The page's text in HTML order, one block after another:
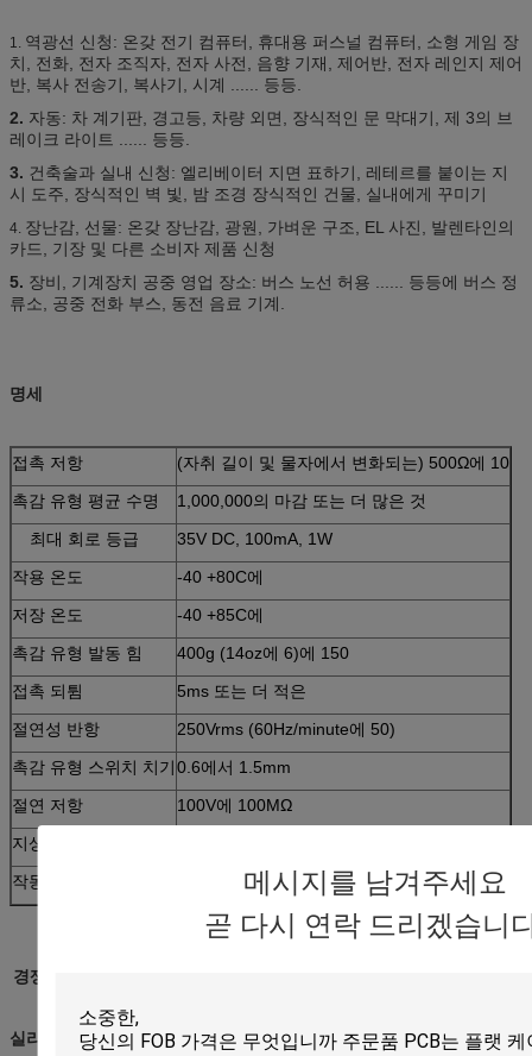
메시지를 남겨주세요
곧 다시 연락 드리겠습니
1. 역광선 신청: 온갖 전기 컴퓨터, 휴대용 퍼스널 컴퓨터, 소형 게임 장
치, 전화, 전자 조직자, 전자 사전, 음향 기재, 제어반, 전자 레인지 제어
반, 복사 전송기, 복사기, 시계 ...... 등등.
2. 자동: 차 계기판, 경고등, 차량 외면, 장식적인 문 막대기, 제 3의 브
레이크 라이트 ...... 등등.
3. 건축술과 실내 신청: 엘리베이터 지면 표하기, 레테르를 붙이는 지
시 도주, 장식적인 벽 빛, 밤 조경 장식적인 건물, 실내에게 꾸미기
4. 장난감, 선물: 온갖 장난감, 광원, 가벼운 구조, EL 사진, 발렌타인의
카드, 기장 및 다른 소비자 제품 신청
5. 장비, 기계장치 공중 영업 장소: 버스 노선 허용 ...... 등등에 버스 정
류소, 공중 전화 부스, 동전 음료 기계.
명세
접촉 저항
(자취 길이 및 물자에서 변화되는) 500Ω에 10
촉감 유형 평균 수명
1,000,000의 마감 또는 더 많은 것
최대 회로 등급
35V DC, 100mA, 1W
작용 온도
-40 +80C에
저장 온도
-40 +85C에
촉감 유형 발동 힘
400g (14oz에 6)에 150
접촉 되튐
5ms 또는 더 적은
절연성 반항
250Vrms (60Hz/minute에 50)
촉감 유형 스위치 치기0.6에서 1.5mm
절연 저항
100V에 100MΩ
지상 경도
작동 습도
240 시간 동안 95%RH에 90 (40C에)
경쟁 이점
실리콘고무 조형과 키패드